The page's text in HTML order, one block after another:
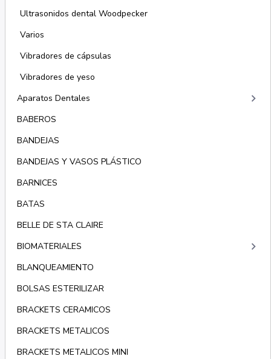
Ultrasonidos dental Woodpecker
Varios
Vibradores de cápsulas
Vibradores de yeso
Aparatos Dentales
keyboard_arrow_right
BABEROS
BANDEJAS
BANDEJAS Y VASOS PLÁSTICO
BARNICES
BATAS
BELLE DE STA CLAIRE
BIOMATERIALES
keyboard_arrow_right
BLANQUEAMIENTO
BOLSAS ESTERILIZAR
BRACKETS CERAMICOS
BRACKETS METALICOS
BRACKETS METALICOS MINI